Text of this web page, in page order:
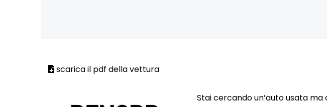
Armonia interna in nero titanio
scarica il pdf della vettura
Stai cercando un’auto usata ma